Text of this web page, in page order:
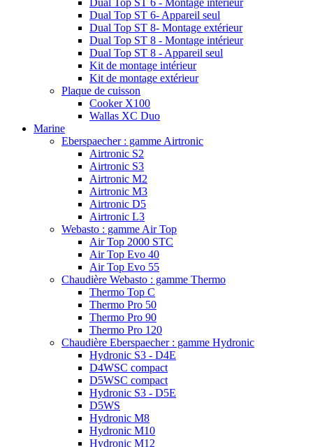
Dual Top ST 6 - Montage intérieur
Dual Top ST 6- Appareil seul
Dual Top ST 8- Montage extérieur
Dual Top ST 8 - Montage intérieur
Dual Top ST 8 - Appareil seul
Kit de montage intérieur
Kit de montage extérieur
Plaque de cuisson
Cooker X100
Wallas XC Duo
Marine
Eberspaecher : gamme Airtronic
Airtronic S2
Airtronic S3
Airtronic M2
Airtronic M3
Airtronic D5
Airtronic L3
Webasto : gamme Air Top
Air Top 2000 STC
Air Top Evo 40
Air Top Evo 55
Chaudière Webasto : gamme Thermo
Thermo Top C
Thermo Pro 50
Thermo Pro 90
Thermo Pro 120
Chaudière Eberspaecher : gamme Hydronic
Hydronic S3 - D4E
D4WSC compact
D5WSC compact
Hydronic S3 - D5E
D5WS
Hydronic M8
Hydronic M10
Hydronic M12